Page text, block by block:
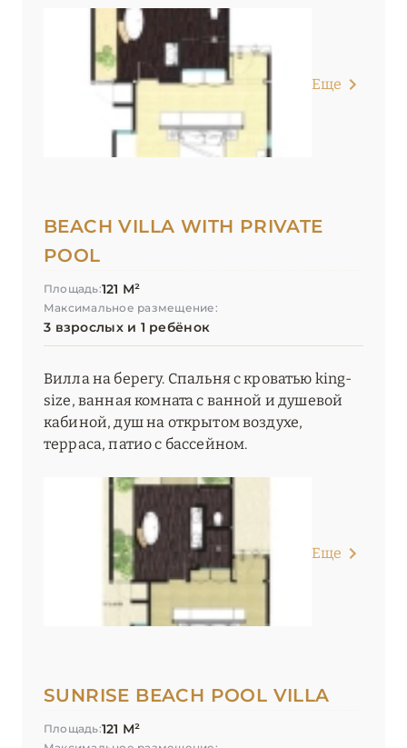
Еще
BEACH VILLA WITH PRIVATE
POOL
Площадь:121 М²
Максимальное размещение:
3 взрослых и 1 ребёнок
Вилла на берегу. Спальня с кроватью king-
size, ванная комната с ванной и душевой
кабиной, душ на открытом воздухе,
терраса, патио с бассейном.
Еще
SUNRISE BEACH POOL VILLA
Площадь:121 М²